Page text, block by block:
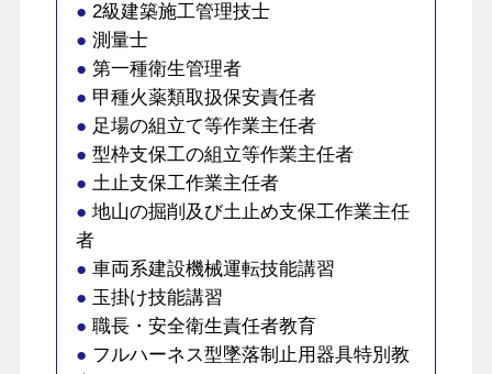
● 2級建築施工管理技士
● 測量士
● 第一種衛生管理者
● 甲種火薬類取扱保安責任者
● 足場の組立て等作業主任者
● 型枠支保工の組立等作業主任者
● 土止支保工作業主任者
● 地山の掘削及び土止め支保工作業主任
者
● 車両系建設機械運転技能講習
● 玉掛け技能講習
● 職長・安全衛生責任者教育
● フルハーネス型墜落制止用器具特別教